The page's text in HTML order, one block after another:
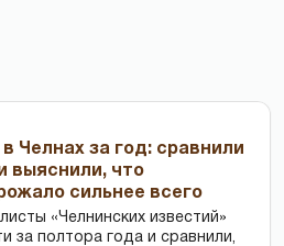
Челнах за год: сравнили
выяснили, что
сильнее всего
«Челнинских известий»
за полтора года и сравнили,